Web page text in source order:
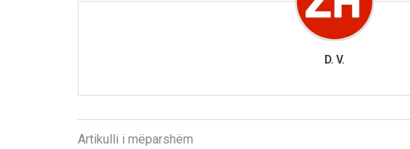
D. V.
Artikulli i mëparshëm